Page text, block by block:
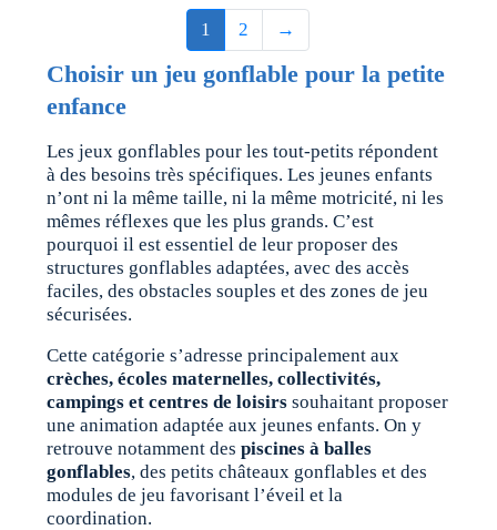
1 2 →
Choisir un jeu gonflable pour la petite
enfance
Les jeux gonflables pour les tout-petits répondent
à des besoins très spécifiques. Les jeunes enfants
n’ont ni la même taille, ni la même motricité, ni les
mêmes réflexes que les plus grands. C’est
pourquoi il est essentiel de leur proposer des
structures gonflables adaptées, avec des accès
faciles, des obstacles souples et des zones de jeu
sécurisées.
Cette catégorie s’adresse principalement aux
crèches, écoles maternelles, collectivités,
campings et centres de loisirs souhaitant proposer
une animation adaptée aux jeunes enfants. On y
retrouve notamment despiscines à balles
gonflables, des petits châteaux gonflables et des
modules de jeu favorisant l’éveil et la
coordination.